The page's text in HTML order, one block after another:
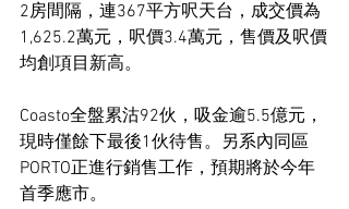
2房間隔，連367平方呎天台，成交價為
1,625.2萬元，呎價3.4萬元，售價及呎價
均創項目新高。
Coasto全盤累沽92伙，吸金逾5.5億元，
現時僅餘下最後1伙待售。另系內同區
PORTO正進行銷售工作，預期將於今年
首季應市。